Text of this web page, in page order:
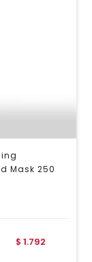
Mask 250
$ 1.792